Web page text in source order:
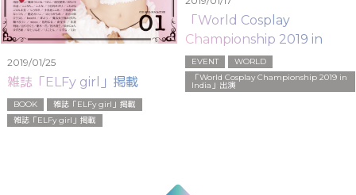
2019/01/25
雑誌「ELFy girl」掲載
BOOK
雑誌「ELFy girl」掲載
雑誌「ELFy girl」掲載
「World Cosplay
Championship 2019 in
India」出演
EVENT
WORLD
「World Cosplay Championship 2019 in
India」出演